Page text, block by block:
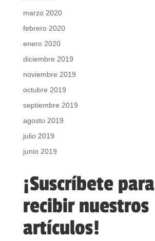
marzo 2020
febrero 2020
enero 2020
diciembre 2019
noviembre 2019
octubre 2019
septiembre 2019
agosto 2019
julio 2019
junio 2019
¡Suscríbete para
recibir nuestros
artículos!